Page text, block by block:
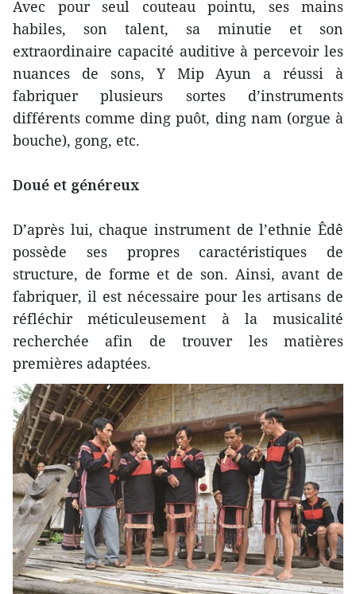
Avec pour seul couteau pointu, ses mains
habiles, son talent, sa minutie et son
extraordinaire capacité auditive à percevoir les
nuances de sons, Y Mip Ayun a réussi à
fabriquer plusieurs sortes d’instruments
différents comme ding puôt, ding nam (orgue à
bouche), gong, etc.
Doué et généreux
D’après lui, chaque instrument de l’ethnie Êdê
possède ses propres caractéristiques de
structure, de forme et de son. Ainsi, avant de
fabriquer, il est nécessaire pour les artisans de
réfléchir méticuleusement à la musicalité
recherchée afin de trouver les matières
premières adaptées.